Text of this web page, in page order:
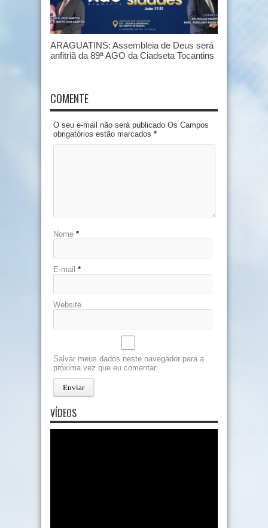
ARAGUATINS: Assembleia de Deus será
anfitriã da 89ª AGO da Ciadseta Tocantins
COMENTE
O seu e-mail não será publicado Os Campos
obrigatórios estão marcados *
Nome *
E-mail *
Website
Salvar meus dados neste navegador para a
próxima vez que eu comentar.
VÍDEOS